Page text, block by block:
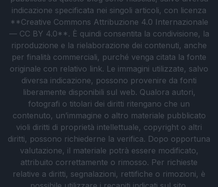
indicazione specificata nei singoli articoli, con licenza
**Creative Commons Attribuzione 4.0 Internazionale
— CC BY 4.0**. È quindi consentita la condivisione, la
riproduzione e la rielaborazione dei contenuti, anche
per finalità commerciali, purché venga citata la fonte
originale con relativo link. Le immagini utilizzate, salvo
diversa indicazione, possono provenire da fonti
liberamente disponibili sul web. Qualora autori,
fotografi o titolari dei diritti ritengano che un
contenuto, un’immagine o altro materiale pubblicato
violi diritti di proprietà intellettuale, copyright o altri
diritti, possono richiederne la verifica. Dopo opportuna
valutazione, il materiale potrà essere modificato,
attribuito correttamente o rimosso. Per richieste
relative a diritti, segnalazioni, rettifiche o rimozioni, è